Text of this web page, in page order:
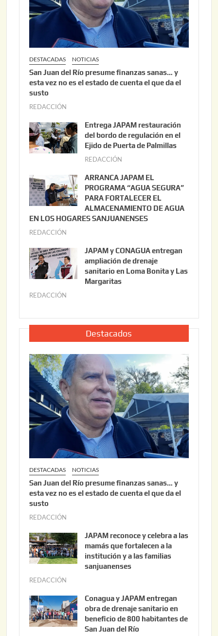
DESTACADAS NOTICIAS
San Juan del Río presume finanzas sanas… y
esta vez no es el estado de cuenta el que da el
susto
REDACCIÓN
o
s
t
3
,
2
0
Entrega JAPAM restauración
del bordo de regulación en el
Ejido de Puerta de Palmillas
REDACCIÓN
i
o
2
2
0
ARRANCA JAPAM EL
PROGRAMA “AGUA SEGURA”
PARA FORTALECER EL
ALMACENAMIENTO DE AGUA
EN LOS HOGARES SANJUANENSES
REDACCIÓN
l
i
o
,
0
2
6
JAPAM y CONAGUA entregan
ampliación de drenaje
sanitario en Loma Bonita y Las
Margaritas
REDACCIÓN
l
o
2
2
,
2
6
Destacados
DESTACADAS NOTICIAS
San Juan del Río presume finanzas sanas… y
esta vez no es el estado de cuenta el que da el
susto
REDACCIÓN
o
s
t
,
2
0
JAPAM reconoce y celebra a las
mamás que fortalecen a la
institución y a las familias
sanjuanenses
REDACCIÓN
n
i
o
Conagua y JAPAM entregan
obra de drenaje sanitario en
beneficio de 800 habitantes de
San Juan del Río